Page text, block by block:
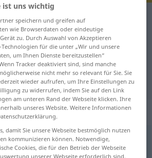
Wörterbuch vorwarnen
Übersetzung für
Spanisch Übersetzung
: transitives Verb
ist uns wichtig
speichern und greifen auf
wie Browserdaten oder eindeutige
zu. Durch Auswahl von Akzeptieren
für die unter „Wir und unsere
um Ihnen Dienste bereitzustellen“
Tracker deaktiviert sind, sind manche
nicht mehr so relevant für Sie. Sie
wieder aufrufen, um Ihre Einstellungen zu
zu widerrufen, indem Sie auf den Link
am unteren Rand der Webseite klicken. Ihre
unseres Website. Weitere Informationen
damit Sie unsere Webseite bestmöglich nutzen
kommunizieren können. Notwendige,
Cookies, die für den Betrieb der Webseite
unserer Webseite erforderlich sind,